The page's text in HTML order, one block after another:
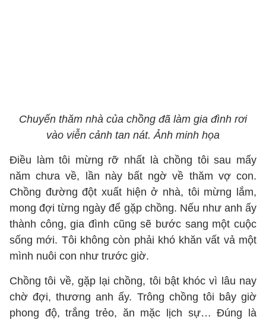
Chuyến thăm nhà của chồng đã làm gia đình rơi
vào viễn cảnh tan nát. Ảnh minh họa
Điều làm tôi mừng rỡ nhất là chồng tôi sau mấy
năm chưa về, lần này bất ngờ về thăm vợ con.
Chồng đường đột xuất hiện ở nhà, tôi mừng lắm,
mong đợi từng ngày để gặp chồng. Nếu như anh ấy
thành công, gia đình cũng sẽ bước sang một cuộc
sống mới. Tôi không còn phải khó khăn vất vả một
mình nuôi con như trước giờ.
Chồng tôi về, gặp lại chồng, tôi bật khóc vì lâu nay
chờ đợi, thương anh ấy. Trông chồng tôi bây giờ
phong độ, trắng trẻo, ăn mặc lịch sự… Đúng là